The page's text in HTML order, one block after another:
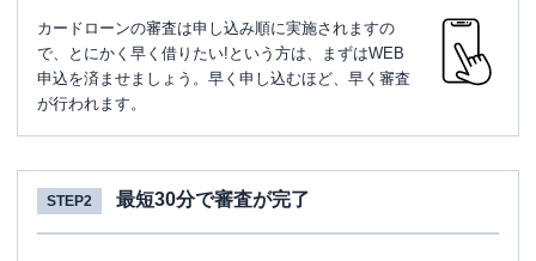
カードローンの審査は申し込み順に実施されますの
で、とにかく早く借りたい!という方は、まずはWEB
申込を済ませましょう。早く申し込むほど、早く審査
が行われます。
STEP2 最短30分で審査が完了